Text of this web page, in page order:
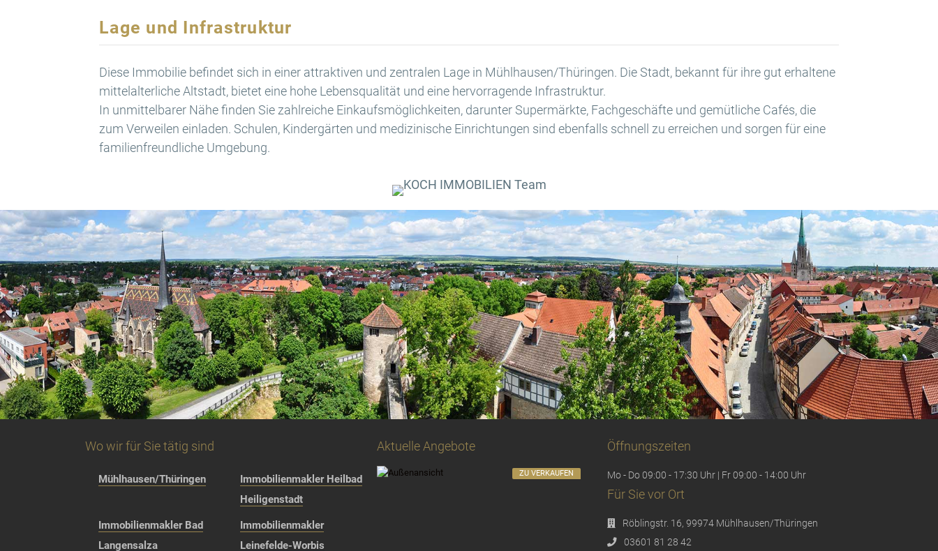
Lage und Infrastruktur
Diese Immobilie befindet sich in einer attraktiven und zentralen Lage in Mühlhausen/Thüringen. Die Stadt, bekannt für ihre gut erhaltene
mittelalterliche Altstadt, bietet eine hohe Lebensqualität und eine hervorragende Infrastruktur.
In unmittelbarer Nähe finden Sie zahlreiche Einkaufsmöglichkeiten, darunter Supermärkte, Fachgeschäfte und gemütliche Cafés, die
zum Verweilen einladen. Schulen, Kindergärten und medizinische Einrichtungen sind ebenfalls schnell zu erreichen und sorgen für eine
familienfreundliche Umgebung.
Wo wir für Sie tätig sind
Mühlhausen/Thüringen
Immobilienmakler Heilbad
Heiligenstadt
Immobilienmakler Bad
Langensalza
Immobilienmakler
Leinefelde-Worbis
Aktuelle Angebote
ZU VERKAUFEN
Öffnungszeiten
Mo - Do 09:00 - 17:30 Uhr | Fr 09:00 - 14:00 Uhr
Für Sie vor Ort
Röblingstr. 16, 99974 Mühlhausen/Thüringen
03601 81 28 42